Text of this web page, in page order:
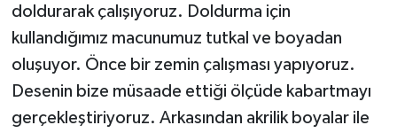
doldurarak çalışıyoruz. Doldurma için
kullandığımız macunumuz tutkal ve boyadan
oluşuyor. Önce bir zemin çalışması yapıyoruz.
Desenin bize müsaade ettiği ölçüde kabartmayı
gerçekleştiriyoruz. Arkasından akrilik boyalar ile
Turizm
ÜLKE GÜNDEMİ
YAŞAM